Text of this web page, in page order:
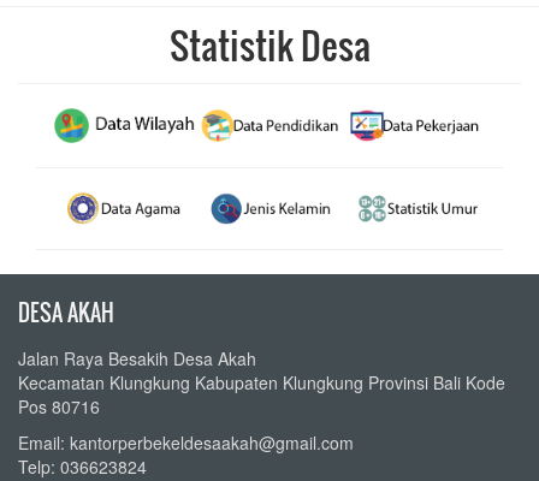
Statistik Desa
DESA AKAH
Jalan Raya Besakih Desa Akah
Kecamatan Klungkung Kabupaten Klungkung Provinsi Bali Kode
Pos 80716
Email: kantorperbekeldesaakah@gmail.com
Telp: 036623824